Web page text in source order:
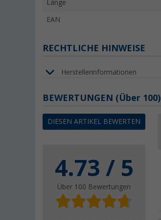
Länge
EAN
RECHTLICHE HINWEISE
Herstellerinformationen
BEWERTUNGEN (Über 100)
DIESEN ARTIKEL BEWERTEN
4.73 / 5
Über 100 Bewertungen